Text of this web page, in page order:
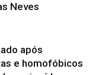
Neves
após
e homofóbicos